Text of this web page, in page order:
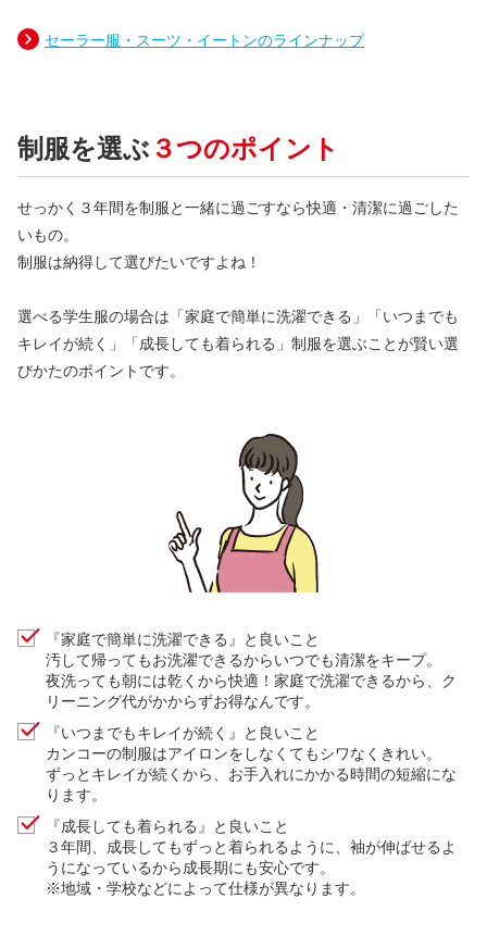
セーラー服・スーツ・イートンのラインナップ
制服を選ぶ ３つのポイント
せっかく３年間を制服と一緒に過ごすなら快適・清潔に過ごした
いもの。
制服は納得して選びたいですよね！
選べる学生服の場合は「家庭で簡単に洗濯できる」「いつまでも
キレイが続く」「成長しても着られる」制服を選ぶことが賢い選
びかたのポイントです。
『家庭で簡単に洗濯できる』と良いこと
汚して帰ってもお洗濯できるからいつでも清潔をキープ。
夜洗っても朝には乾くから快適！家庭で洗濯できるから、ク
リーニング代がかからずお得なんです。
『いつまでもキレイが続く』と良いこと
カンコーの制服はアイロンをしなくてもシワなくきれい。
ずっとキレイが続くから、お手入れにかかる時間の短縮にな
ります。
『成長しても着られる』と良いこと
３年間、成長してもずっと着られるように、袖が伸ばせるよ
うになっているから成長期にも安心です。
※地域・学校などによって仕様が異なります。